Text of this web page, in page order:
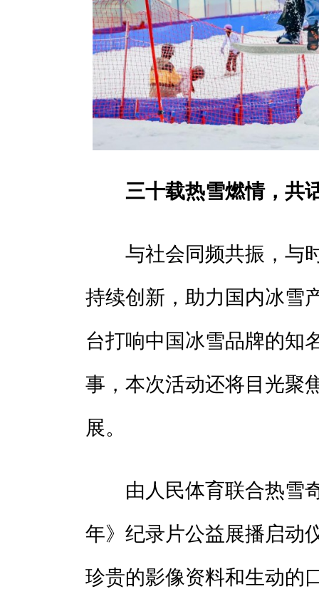
三十载热雪燃情，共
与社会同频共振，与时
持续创新，助力国内冰雪
台打响中国冰雪品牌的知
事，本次活动还将目光聚
展。
由人民体育联合热雪奇
年》纪录片公益展播启动
珍贵的影像资料和生动的